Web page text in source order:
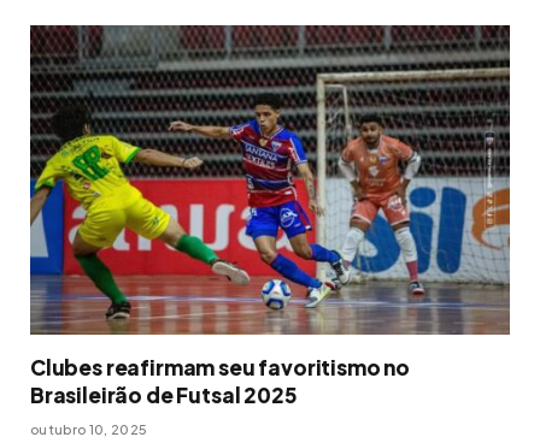
Clubes reafirmam seu favoritismo no
Brasileirão de Futsal 2025
outubro 10, 2025